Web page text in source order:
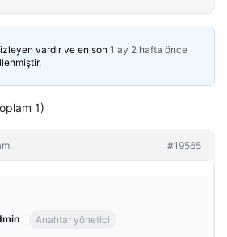
vardır ve en son 1 ay 2 hafta önce
1)
#19565
Anahtar yönetici